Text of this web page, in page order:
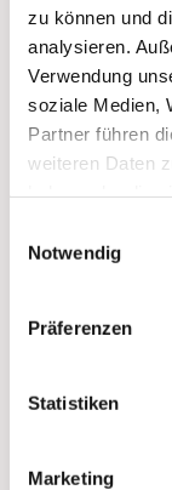
zu können und
analysieren.
Verwendung
soziale Medien,
Partner führen
weiteren Daten
Notwendig
Präferenzen
Statistiken
Marketing